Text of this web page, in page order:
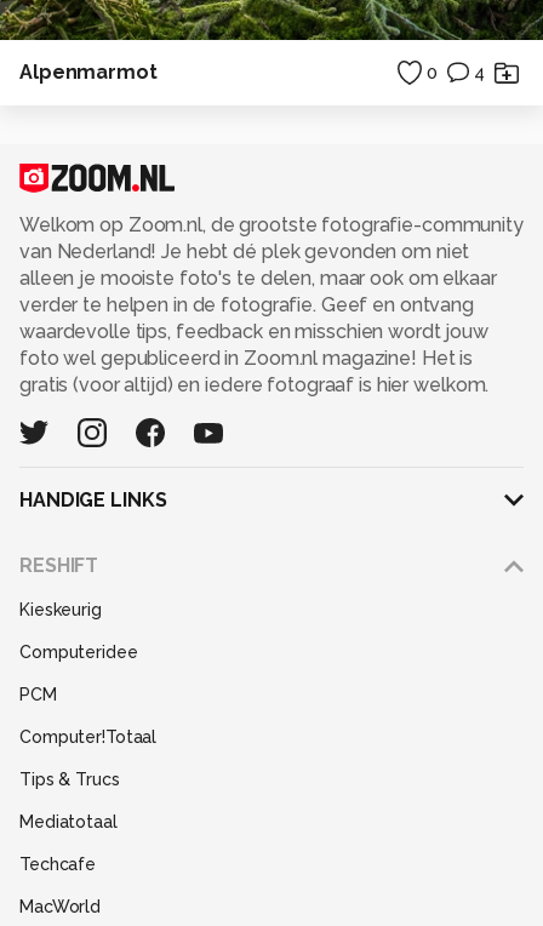
Alpenmarmot 0 4
Welkom op Zoom.nl, de grootste fotografie-community
van Nederland! Je hebt dé plek gevonden om niet
alleen je mooiste foto's te delen, maar ook om elkaar
verder te helpen in de fotografie. Geef en ontvang
waardevolle tips, feedback en misschien wordt jouw
foto wel gepubliceerd in Zoom.nl magazine! Het is
gratis (voor altijd) en iedere fotograaf is hier welkom.
HANDIGE LINKS
RESHIFT
Kieskeurig
Computeridee
PCM
Computer!Totaal
Tips & Trucs
Mediatotaal
Techcafe
MacWorld